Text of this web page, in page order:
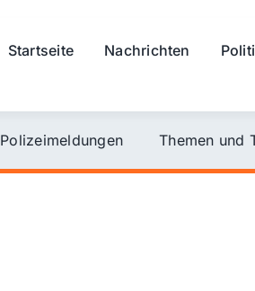
Startseite Nachrichten
Polizeimeldungen Themen und